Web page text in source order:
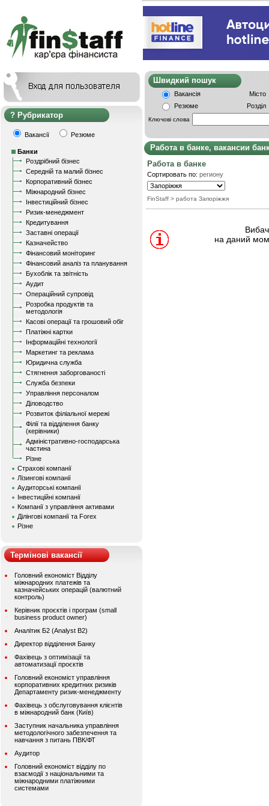
Рубрикатор
Вакансії Резюме
Банки
Роздрібний бізнес
Середній та малий бізнес
Корпоративний бізнес
Міжнародний бізнес
Інвестиційний бізнес
Ризик-менеджмент
Кредитування
Заставні операції
Казначейство
Фінансовий моніторинг
Фінансовий аналіз та планування
Бухоблік та звітність
Аудит
Операційний супровід
Розробка продуктів та
методологія
Касові операції та грошовий обіг
Платіжні картки
Інформаційні технології
Маркетинг та реклама
Юридична служба
Стягнення заборгованості
Служба безпеки
Управління персоналом
Діловодство
Розвиток філіальної мережі
Філії та відділення банку
(керівники)
Адміністративно-господарська
частина
Різне
Страхові компанії
Лізингові компанії
Аудиторські компанії
Інвестиційні компанії
Компанії з управління активами
Ділінгові компанії та Forex
Різне
Термінові вакансії
Головний економіст Відділу
міжнародних платежів та
казначейських операцій (валютний
контроль)
Керівник проєктів і програм (small
business product owner)
Аналітик Б2 (Analyst B2)
Директор відділення Банку
Фахівець з оптимізації та
автоматизації проєктів
Головний економіст управління
корпоративних кредитних ризиків
Департаменту ризик-менеджменту
Фахівець з обслуговування клієнтів
в міжнародний банк (Київ)
Заступник начальника управління
методологічного забезпечення та
навчання з питань ПВК/ФТ
Аудитор
Головний економіст відділу по
взаємодії з національними та
міжнародними платіжними
системами
Швидкий
Вакансія
Місто
Резюме
Розділ
Ключові слова
Работа в банке, вакансии
Работа в банке
Сортировать по: региону
FinStaff > работа Запоріжжя
на даний